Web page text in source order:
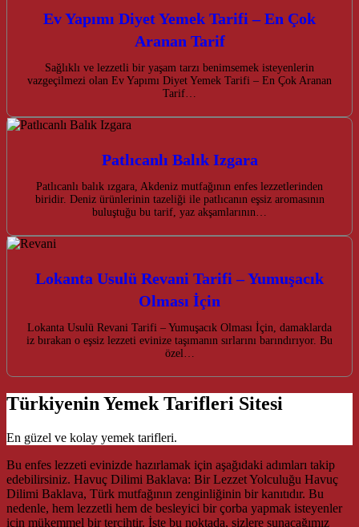
Ev Yapımı Diyet Yemek Tarifi – En Çok
Aranan Tarif
Sağlıklı ve lezzetli bir yaşam tarzı benimsemek isteyenlerin
vazgeçilmezi olan Ev Yapımı Diyet Yemek Tarifi – En Çok Aranan
Tarif…
Patlıcanlı Balık Izgara
Patlıcanlı balık ızgara, Akdeniz mutfağının enfes lezzetlerinden
biridir. Deniz ürünlerinin tazeliği ile patlıcanın eşsiz aromasının
buluştuğu bu tarif, yaz akşamlarının…
Lokanta Usulü Revani Tarifi – Yumuşacık
Olması İçin
Lokanta Usulü Revani Tarifi – Yumuşacık Olması İçin, damaklarda
iz bırakan o eşsiz lezzeti evinize taşımanın sırlarını barındırıyor. Bu
özel…
Türkiyenin Yemek Tarifleri Sitesi
En güzel ve kolay yemek tarifleri.
Bu enfes lezzeti evinizde hazırlamak için aşağıdaki adımları takip
edebilirsiniz. Havuç Dilimi Baklava: Bir Lezzet Yolculuğu Havuç
Dilimi Baklava, Türk mutfağının zenginliğinin bir kanıtıdır. Bu
nedenle, hem lezzetli hem de besleyici bir çorba yapmak isteyenler
için mükemmel bir tercihtir. İşte bu noktada, sizlere sunacağımız